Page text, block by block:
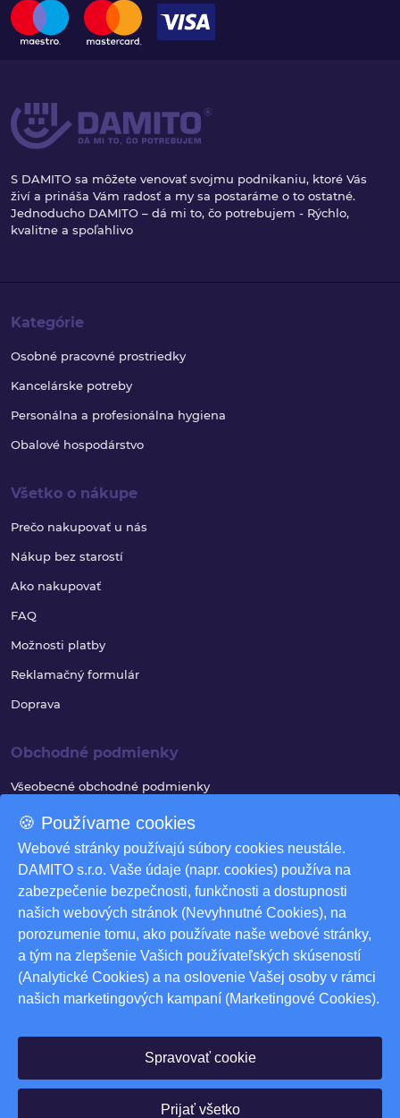
🍪 Používame cookies
Webové stránky používajú súbory cookies neustále.
DAMITO s.r.o. Vaše údaje (napr. cookies) používa na
zabezpečenie bezpečnosti, funkčnosti a dostupnosti
našich webových stránok (Nevyhnutné Cookies), na
porozumenie tomu, ako používate naše webové stránky,
a tým na zlepšenie Vašich používateľských skúseností
(Analytické Cookies) a na oslovenie Vašej osoby v rámci
našich marketingových kampaní (Marketingové Cookies).
Spravovať cookie
Prijať všetko
S DAMITO sa môžete venovať svojmu podnikaniu, ktoré Vás
živí a prináša Vám radosť a my sa postaráme o to ostatné.
Jednoducho DAMITO – dá mi to, čo potrebujem - Rýchlo,
kvalitne a spoľahlivo
Kategórie
Osobné pracovné prostriedky
Kancelárske potreby
Personálna a profesionálna hygiena
Obalové hospodárstvo
Všetko o nákupe
Prečo nakupovať u nás
Nákup bez starostí
Ako nakupovať
FAQ
Možnosti platby
Reklamačný formulár
Doprava
Obchodné podmienky
Všeobecné obchodné podmienky
Reklamačný poriadok
Ochrana osobných údajov
Využívanie súborov cookies
Odstúpenie od zmluvy
Odstúpenie od zmluvy - formulár
Nastavenia cookies
© 2026 DAMITO s.r.o. Všetky práva vyhradené. Powered by